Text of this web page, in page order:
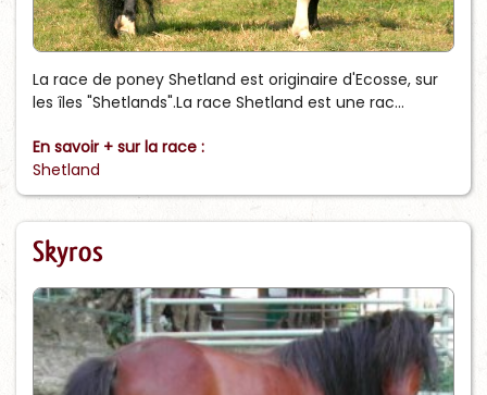
La race de poney Shetland est originaire d'Ecosse, sur
les îles "Shetlands".La race Shetland est une rac...
En savoir + sur la race :
Shetland
Skyros